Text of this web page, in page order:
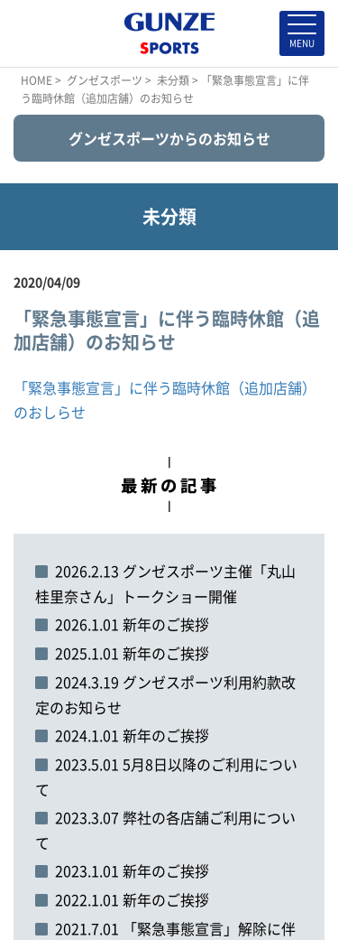
HOME> グンゼスポーツ > 未分類> 「緊急事態宣言」に伴
う臨時休館（追加店舗）のお知らせ
グンゼスポーツからのお知らせ
未分類
2020/04/09
「緊急事態宣言」に伴う臨時休館（追
加店舗）のお知らせ
「緊急事態宣言」に伴う臨時休館（追加店舗）
のおしらせ
2026.2.13 グンゼスポーツ主催「丸山
桂里奈さん」トークショー開催
2026.1.01 新年のご挨拶
2025.1.01 新年のご挨拶
2024.3.19 グンゼスポーツ利用約款改
定のお知らせ
2024.1.01 新年のご挨拶
2023.5.01 5月8日以降のご利用につい
て
2023.3.07 弊社の各店舗ご利用につい
て
2023.1.01 新年のご挨拶
2022.1.01 新年のご挨拶
2021.7.01 「緊急事態宣言」解除に伴